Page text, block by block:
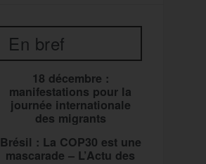
En bref
18 décembre :
manifestations pour la
journée internationale
des migrants
Brésil : La COP30 est une
mascarade – L’Actu des